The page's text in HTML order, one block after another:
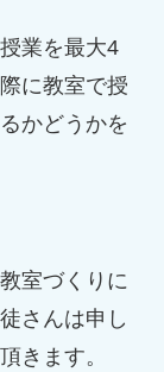
業を最大4
に教室で授
かどうかを
室づくりに
さんは申し
きます。